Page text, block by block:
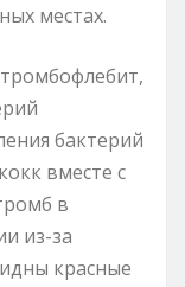
местах.
бактерий
вместе с
в
из-за
красные